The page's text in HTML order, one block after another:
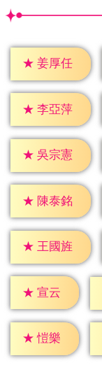
★ 姜厚任
★ 李亞萍
★ 吳宗憲
★ 陳泰銘
★ 王國旌
★ 宣云
★ 愷樂